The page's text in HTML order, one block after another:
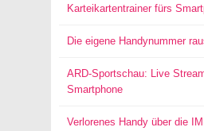
Karteikartentrainer fürs
Die eigene Handynummer
ARD-Sportschau: Live
Smartphone
Verlorenes Handy über die